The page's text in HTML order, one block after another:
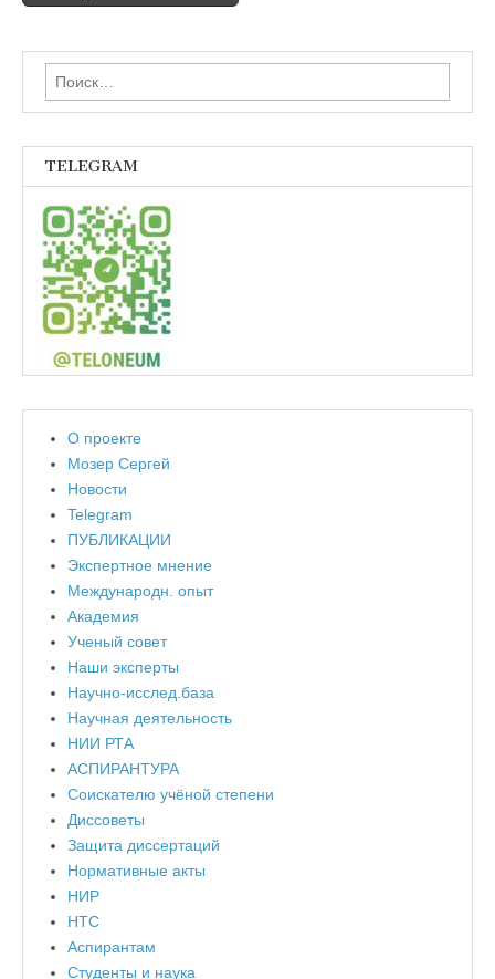
Найти:
TELEGRAM
О проекте
Мозер Сергей
Новости
Telegram
ПУБЛИКАЦИИ
Экспертное мнение
Международн. опыт
Академия
Ученый совет
Наши эксперты
Научно-исслед.база
Научная деятельность
НИИ РТА
АСПИРАНТУРА
Соискателю учёной степени
Диссоветы
Защита диссертаций
Нормативные акты
НИР
НТС
Аспирантам
Студенты и наука